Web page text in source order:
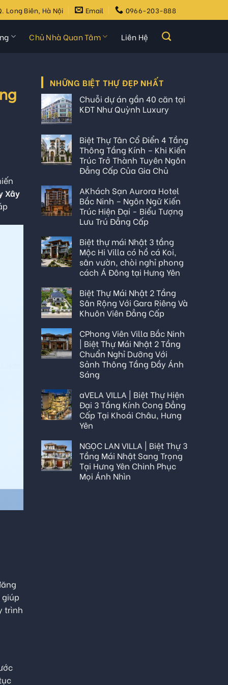
Long Biên, Hà Nội Email 0966-203-888
Chủ Nhà Quan Tâm Liên Hệ
Xây
trình
NHỮNG BIỆT THỰ ĐẸP NHẤT
Chuỗi dự án gần 40 căn tại
KĐT Như Quỳnh Luxury
Biệt Thự Tân Cổ Điển 4 Tầng
Thông Tầng Kính – Khi Kiến
Trúc Trở Thành Tuyên Ngôn
Đẳng Cấp Của Gia Chủ
AKhách Sạn Aurora Hotel
Bắc Ninh – Ngôn Ngữ Kiến
Trúc Hiện Đại - Biểu Tượng
Lưu Trú Đẳng Cấp
Biệt thự mái Nhật 3 tầng
Mộc Hi Villa có hồ cá Koi,
sân vườn, chòi nghỉ phong
cách Á Đông tại Hưng Yên
Biệt Thự Mái Nhật 2 Tầng
Sân Rộng Với Gara Riêng Và
Khuôn Viên Đẳng Cấp
CPhong Viên Villa Bắc Ninh
| Biệt Thự Mái Nhật 2 Tầng
Chuẩn Nghỉ Dưỡng Với
Sảnh Thông Tầng Đầy Ánh
Sáng
aVELA VILLA | Biệt Thự Hiện
Đại 3 Tầng Kính Cong Đẳng
Cấp Tại Khoái Châu, Hưng
Yên
NGỌC LAN VILLA | Biệt Thự 3
Tầng Mái Nhật Sang Trọng
Tại Hưng Yên Chinh Phục
Mọi Ánh Nhìn